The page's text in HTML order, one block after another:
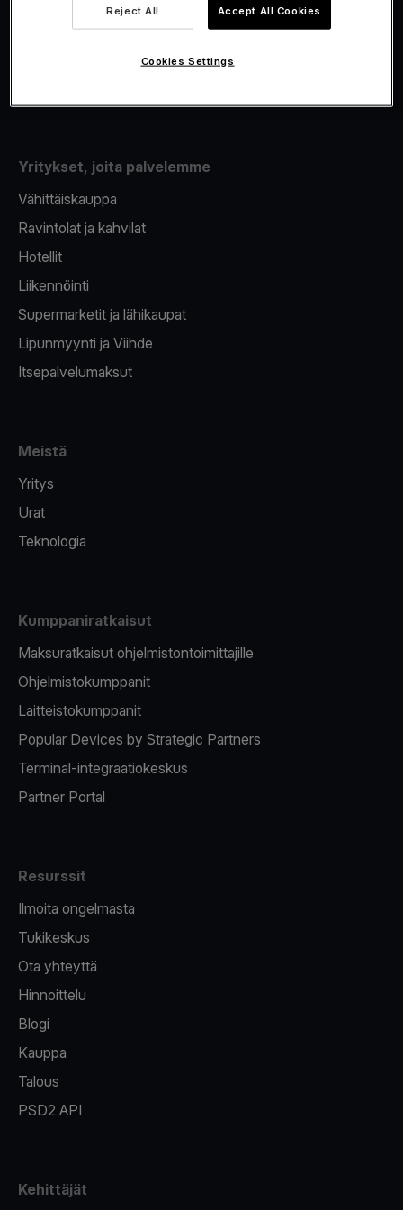
Fiskalisointi
Korttien myöntäminen
Yritykset, joita palvelemme
Vähittäiskauppa
Ravintolat ja kahvilat
Hotellit
Liikennöinti
Supermarketit ja lähikaupat
Lipunmyynti ja Viihde
Itsepalvelumaksut
Meistä
Yritys
Urat
Teknologia
Kumppaniratkaisut
Maksuratkaisut ohjelmistontoimittajille
Ohjelmistokumppanit
Laitteistokumppanit
Popular Devices by Strategic Partners
Terminal-integraatiokeskus
Partner Portal
Resurssit
Ilmoita ongelmasta
Tukikeskus
Ota yhteyttä
Hinnoittelu
Blogi
Kauppa
Talous
PSD2 API
Kehittäjät
Reject All Accept All Cookies
Cookies Settings